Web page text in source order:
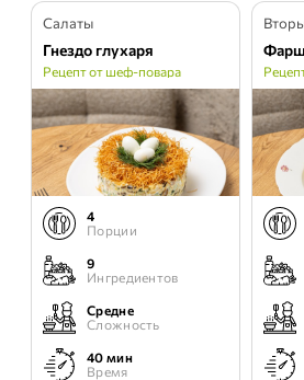
Салаты
Гнездо глухаря
Рецепт от шеф-повара
4
Порции
9
Ингредиентов
Средне
Сложность
40 мин
Время